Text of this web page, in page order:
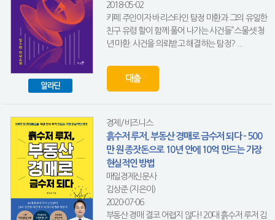
알라딘
2018-05-02
카페 주인이자 바리스타인 탐정 마환과 그의 유일한
친구 유령 할이 함께 풀어 나가는 사건들”스물셋 청
년 마환. 사건을 의뢰받고 해결하는 탐정? ...
대출
경제/비즈니스
흙수저 루저, 부동산 경매로 금수저 되다 - 500
만 원 종잣돈으로 10년 안에 10억 만드는 가장
현실적인 방법
매일경제신문사
김상준 (지은이)
2020-07-06
부동산 경매 결코 어렵지 않다! 20대 흙수저 루저 김